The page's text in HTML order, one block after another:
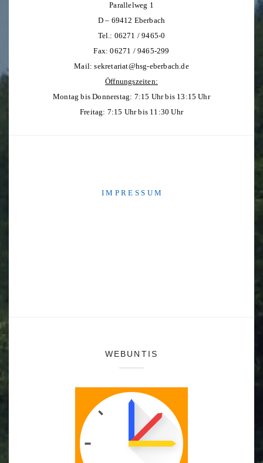
Parallelweg 1
D – 69412 Eberbach
Tel.: 06271 / 9465-0
Fax: 06271 / 9465-299
Mail:sekretariat@hsg-eberbach.de
Öffnungszeiten:
Montag bis Donnerstag: 7:15 Uhr bis 13:15 Uhr
Freitag: 7:15 Uhr bis 11:30 Uhr
I M P R E S S U M
WEBUNTIS